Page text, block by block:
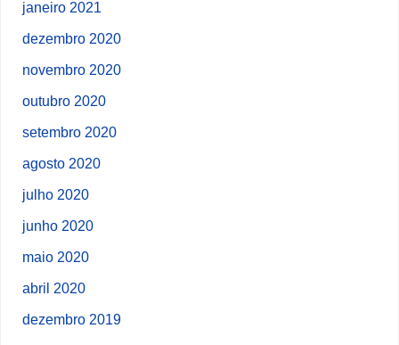
janeiro 2021
dezembro 2020
novembro 2020
outubro 2020
setembro 2020
agosto 2020
julho 2020
junho 2020
maio 2020
abril 2020
dezembro 2019